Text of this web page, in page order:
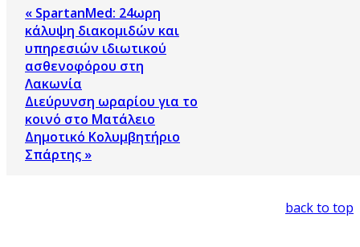
« SpartanMed: 24ωρη
κάλυψη διακομιδών και
υπηρεσιών ιδιωτικού
ασθενοφόρου στη
Λακωνία
Διεύρυνση ωραρίου για το
κοινό στο Ματάλειο
Δημοτικό Κολυμβητήριο
Σπάρτης »
back to top